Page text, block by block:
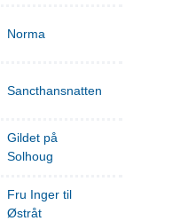
Norma
Sancthansnatten
Gildet på
Solhoug
Fru Inger til
Østråt